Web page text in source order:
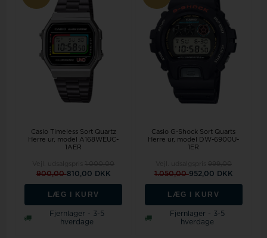
Casio Timeless Sort Quartz
Herre ur, model A168WEUC-
1AER
900,00810,00 DKK
LÆG I KURV
Fjernlager - 3-5
hverdage
Casio G-Shock Sort Quarts
Herre ur, model DW-6900U-
1ER
1.050,00952,00 DKK
LÆG I KURV
Fjernlager - 3-5
hverdage